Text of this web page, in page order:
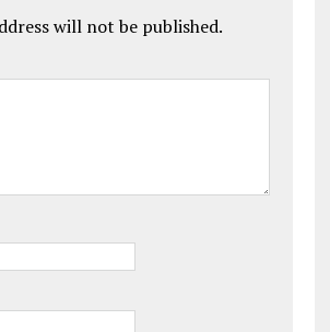
will not be published.